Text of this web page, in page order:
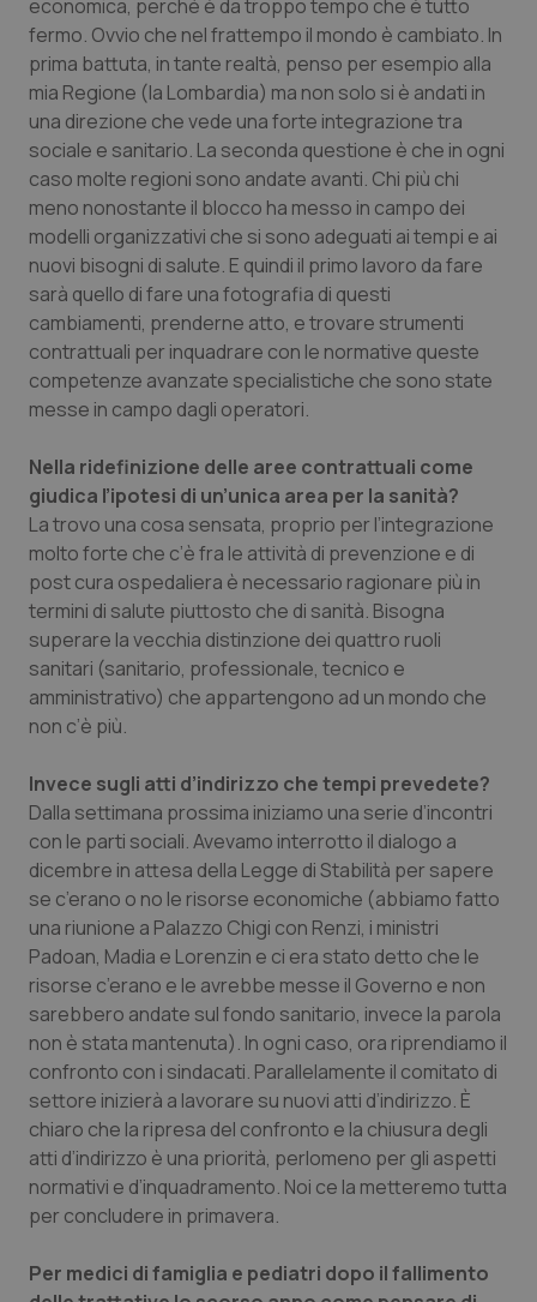
Salute orale & impianti
Sangue & coagulazione
Tiroide
Tumore al seno
Tumore ovarico
Tumori del Polmone & Testa Collo
Tumori gastrointestinali
Ulcera & Reflusso
Vaccini
economica, perché è da troppo tempo che è tutto
fermo. Ovvio che nel frattempo il mondo è cambiato. In
prima battuta, in tante realtà, penso per esempio alla
mia Regione (la Lombardia) ma non solo si è andati in
una direzione che vede una forte integrazione tra
sociale e sanitario. La seconda questione è che in ogni
caso molte regioni sono andate avanti. Chi più chi
meno nonostante il blocco ha messo in campo dei
modelli organizzativi che si sono adeguati ai tempi e ai
nuovi bisogni di salute. E quindi il primo lavoro da fare
sarà quello di fare una fotografia di questi
cambiamenti, prenderne atto, e trovare strumenti
contrattuali per inquadrare con le normative queste
competenze avanzate specialistiche che sono state
messe in campo dagli operatori.
Nella ridefinizione delle aree contrattuali come
giudica l’ipotesi di un’unica area per la sanità?
La trovo una cosa sensata, proprio per l’integrazione
molto forte che c’è fra le attività di prevenzione e di
post cura ospedaliera è necessario ragionare più in
termini di salute piuttosto che di sanità. Bisogna
superare la vecchia distinzione dei quattro ruoli
sanitari (sanitario, professionale, tecnico e
amministrativo) che appartengono ad un mondo che
non c’è più.
Invece sugli atti d’indirizzo che tempi prevedete?
Dalla settimana prossima iniziamo una serie d’incontri
con le parti sociali. Avevamo interrotto il dialogo a
dicembre in attesa della Legge di Stabilità per sapere
se c’erano o no le risorse economiche (abbiamo fatto
una riunione a Palazzo Chigi con Renzi, i ministri
Padoan, Madia e Lorenzin e ci era stato detto che le
risorse c’erano e le avrebbe messe il Governo e non
sarebbero andate sul fondo sanitario, invece la parola
non è stata mantenuta). In ogni caso, ora riprendiamo il
confronto con i sindacati. Parallelamente il comitato di
settore inizierà a lavorare su nuovi atti d’indirizzo. È
chiaro che la ripresa del confronto e la chiusura degli
atti d’indirizzo è una priorità, perlomeno per gli aspetti
normativi e d’inquadramento. Noi ce la metteremo tutta
per concludere in primavera.
Per medici di famiglia e pediatri dopo il fallimento